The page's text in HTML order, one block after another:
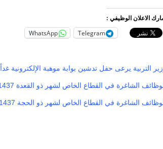
الاعلان الوظيفي :
Telegram
WhatsApp
التربية يرعى حفل تدشين بوابة موهبة الإلكترونية غداً
الشاغرة في القطاع الخاص لشهر ذو القعدة 1437هـ
الشاغرة في القطاع الخاص لشهر ذو الحجة 1437هـ